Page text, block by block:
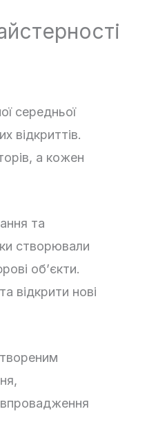
середньої
відкриттів.
а кожен
та
створювали
об’єкти.
відкрити нові
впровадження